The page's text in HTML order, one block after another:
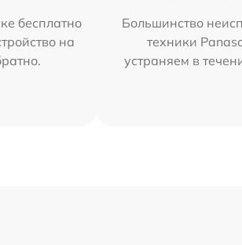
бесплатно
на
Большинство
техники
устраняем в